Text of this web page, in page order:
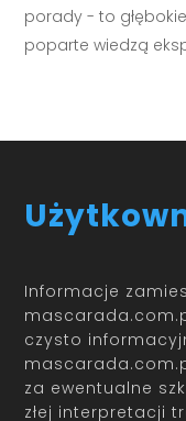
porady - to
poparte wiedzą
Informacje
czysto
za ewentualne
złej interpretacji